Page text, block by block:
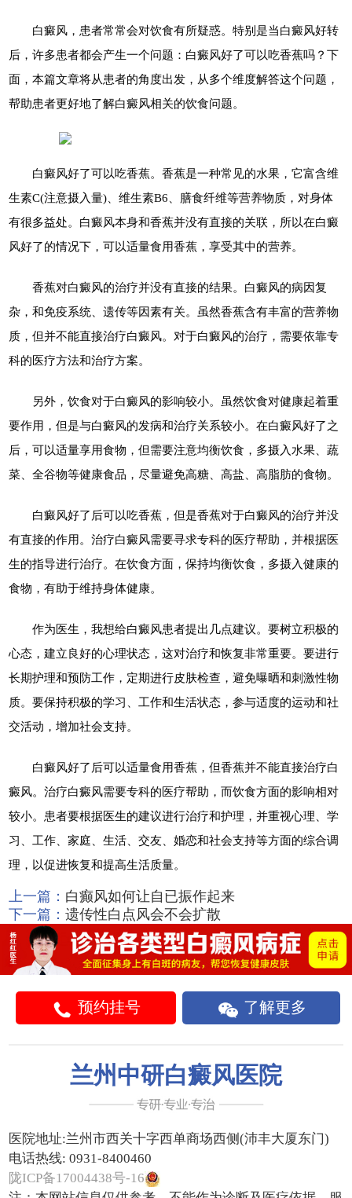
白癜风，患者常常会对饮食有所疑惑。特别是当白癜风好转
后，许多患者都会产生一个问题：白癜风好了可以吃香蕉吗？下
面，本篇文章将从患者的角度出发，从多个维度解答这个问题，
帮助患者更好地了解白癜风相关的饮食问题。
白癜风好了可以吃香蕉。香蕉是一种常见的水果，它富含维
生素C(注意摄入量)、维生素B6、膳食纤维等营养物质，对身体
有很多益处。白癜风本身和香蕉并没有直接的关联，所以在白癜
风好了的情况下，可以适量食用香蕉，享受其中的营养。
香蕉对白癜风的治疗并没有直接的结果。白癜风的病因复
杂，和免疫系统、遗传等因素有关。虽然香蕉含有丰富的营养物
质，但并不能直接治疗白癜风。对于白癜风的治疗，需要依靠专
科的医疗方法和治疗方案。
另外，饮食对于白癜风的影响较小。虽然饮食对健康起着重
要作用，但是与白癜风的发病和治疗关系较小。在白癜风好了之
后，可以适量享用食物，但需要注意均衡饮食，多摄入水果、蔬
菜、全谷物等健康食品，尽量避免高糖、高盐、高脂肪的食物。
白癜风好了后可以吃香蕉，但是香蕉对于白癜风的治疗并没
有直接的作用。治疗白癜风需要寻求专科的医疗帮助，并根据医
生的指导进行治疗。在饮食方面，保持均衡饮食，多摄入健康的
食物，有助于维持身体健康。
作为医生，我想给白癜风患者提出几点建议。要树立积极的
心态，建立良好的心理状态，这对治疗和恢复非常重要。要进行
长期护理和预防工作，定期进行皮肤检查，避免曝晒和刺激性物
质。要保持积极的学习、工作和生活状态，参与适度的运动和社
交活动，增加社会支持。
白癜风好了后可以适量食用香蕉，但香蕉并不能直接治疗白
癜风。治疗白癜风需要专科的医疗帮助，而饮食方面的影响相对
较小。患者要根据医生的建议进行治疗和护理，并重视心理、学
习、工作、家庭、生活、交友、婚恋和社会支持等方面的综合调
理，以促进恢复和提高生活质量。
上一篇： 白癫风如何让自已振作起来
下一篇：遗传性白点风会不会扩散
预约挂号 了解更多
兰州中研白癜风医院
医院地址:兰州市西关十字西单商场西侧(沛丰大厦东门)
电话热线: 0931-8400460
陇ICP备17004438号-16